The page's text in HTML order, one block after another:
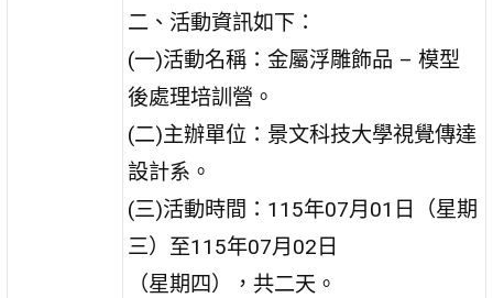
二、活動資訊如下：
(一)活動名稱：金屬浮雕飾品 – 模型
後處理培訓營。
(二)主辦單位：景文科技大學視覺傳達
設計系。
(三)活動時間：115年07月01日（星期
三）至115年07月02日
（星期四），共二天。